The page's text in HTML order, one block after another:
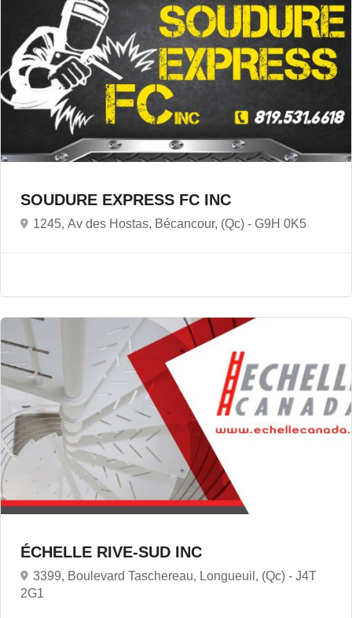
SOUDURE EXPRESS FC INC
1245, Av des Hostas, Bécancour, (Qc) - G9H 0K5
ÉCHELLE RIVE-SUD INC
3399, Boulevard Taschereau, Longueuil, (Qc) - J4T
2G1